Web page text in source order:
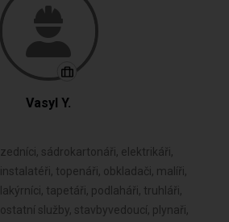
Vasyl Y.
zedníci, sádrokartonáři, elektrikáři,
instalatéři, topenáři, obkladači, malíři,
lakýrníci, tapetáři, podlaháři, truhláři,
ostatní služby, stavbyvedoucí, plynaři,